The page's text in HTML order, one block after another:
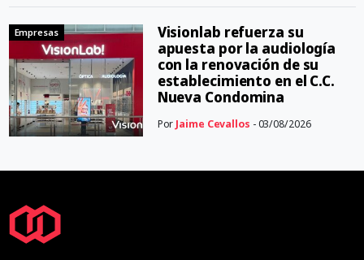
Empresas
Visionlab refuerza su
apuesta por la audiología
con la renovación de su
establecimiento en el C.C.
Nueva Condomina
Por Jaime Cevallos - 03/08/2026